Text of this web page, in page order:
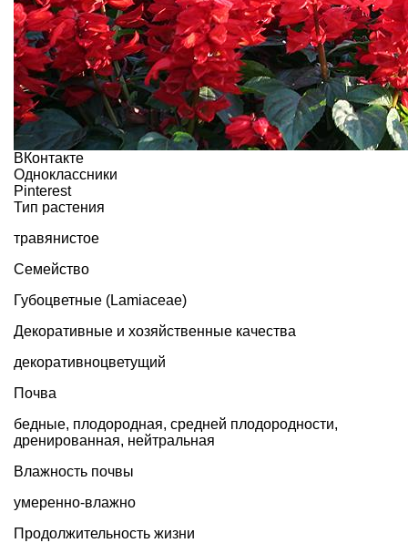
ВКонтакте
Одноклассники
Pinterest
Тип растения
травянистое
Семейство
Губоцветные (Lamiaceae)
Декоративные и хозяйственные качества
декоративноцветущий
Почва
бедные, плодородная, средней плодородности,
дренированная, нейтральная
Влажность почвы
умеренно-влажно
Продолжительность жизни